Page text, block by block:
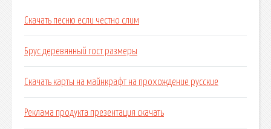
Скачать песню если честно слим
Брус деревянный гост размеры
Скачать карты на майнкрафт на прохождение русские
Реклама продукта презентация скачать